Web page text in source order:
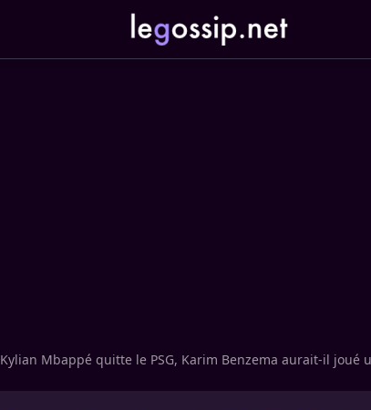
Kylian Mbappé quitte le PSG, Karim Benzema aurait-il joué